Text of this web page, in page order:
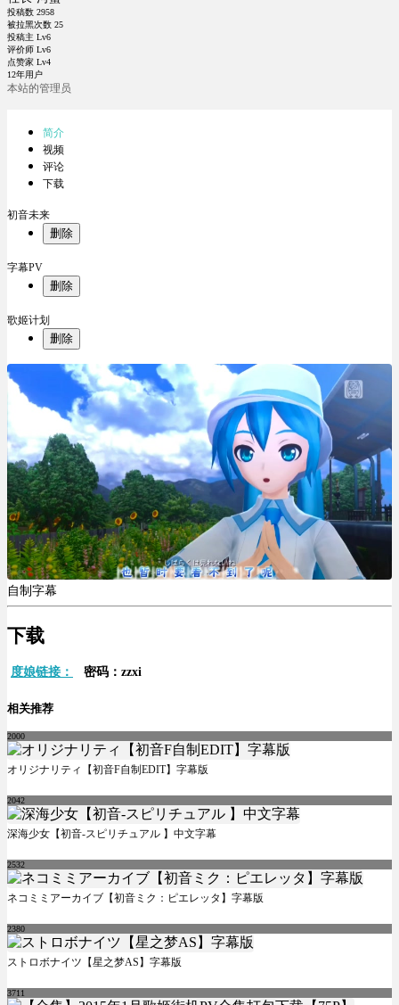
投稿数 2958
被拉黑次数 25
投稿主 Lv6
评价师 Lv6
点赞家 Lv4
12年用户
本站的管理员
简介
视频
评论
下载
初音未来
删除
字幕PV
删除
歌姬计划
删除
自制字幕
下载
度娘链接： 密码：zzxi
相关推荐
2000
オリジナリティ【初音F自制EDIT】字幕版
2042
深海少女【初音-スピリチュアル 】中文字幕
2532
ネコミミアーカイブ【初音ミク：ピエレッタ】字幕版
2380
ストロボナイツ【星之梦AS】字幕版
3711